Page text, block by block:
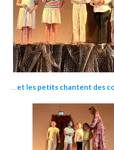
… et les petits chantent des